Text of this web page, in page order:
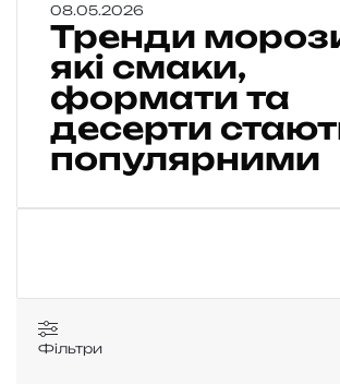
р
е
д
и
м
о
р
я
к
08.05.2026
Тренди
які смаки,
формати та
десерти
популярними
Фільтри